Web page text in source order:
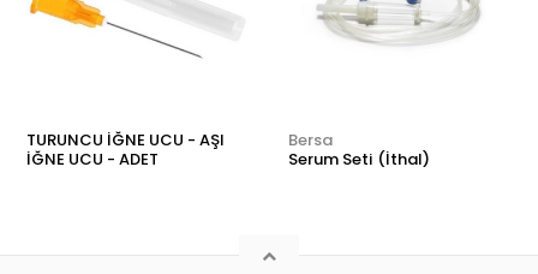
TURUNCU İĞNE UCU - AŞI
İĞNE UCU - ADET
Bersa
Serum Seti (İthal)